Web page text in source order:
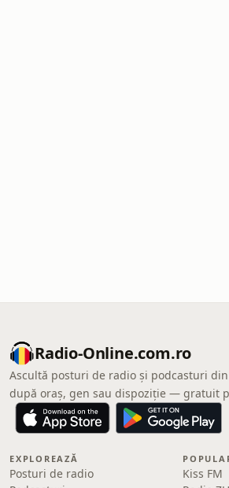
Radio-Online.com.ro
Ascultă posturi de radio și podcasturi
după oraș, gen sau dispoziție — gratuit
EXPLOREAZĂ
Posturi de radio
Kiss FM